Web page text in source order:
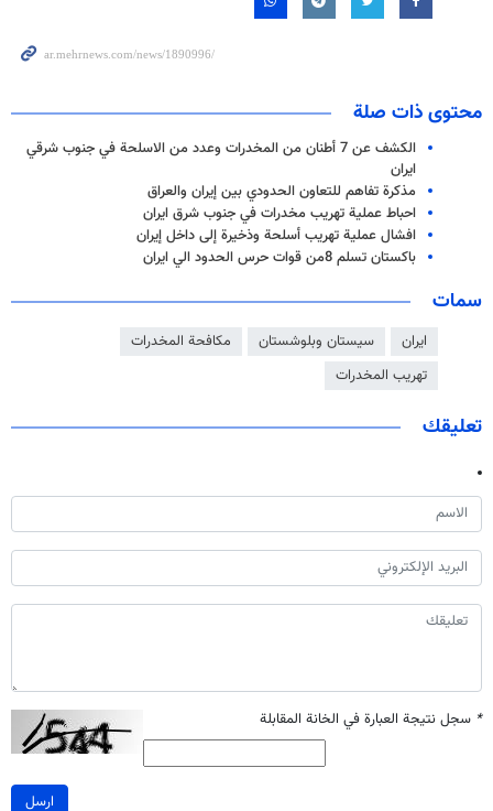
محتوى ذات صلة
الكشف عن 7 أطنان من المخدرات وعدد من الاسلحة في جنوب شرقي
ايران
مذكرة تفاهم للتعاون الحدودي بين إيران والعراق
احباط عملية تهريب مخدرات في جنوب شرق ايران
افشال عملية تهريب أسلحة وذخيرة إلى داخل إيران
باكستان تسلم 8من قوات حرس الحدود الي ايران
سمات
ايران سيستان وبلوشستان
مكافحة المخدرات
تهريب المخدرات
تعليقك
* سجل نتيجة العبارة في الخانة المقابلة
ارسل